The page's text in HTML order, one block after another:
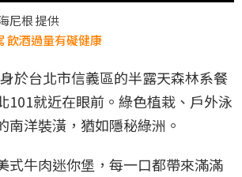
尼根 提供
飲酒過量有礙健康
於台北市信義區的半露天森林系餐
101就近在眼前。綠色植栽、戶外泳
南洋裝潢，猶如隱秘綠洲。
式牛肉迷你堡，每一口都帶來滿滿